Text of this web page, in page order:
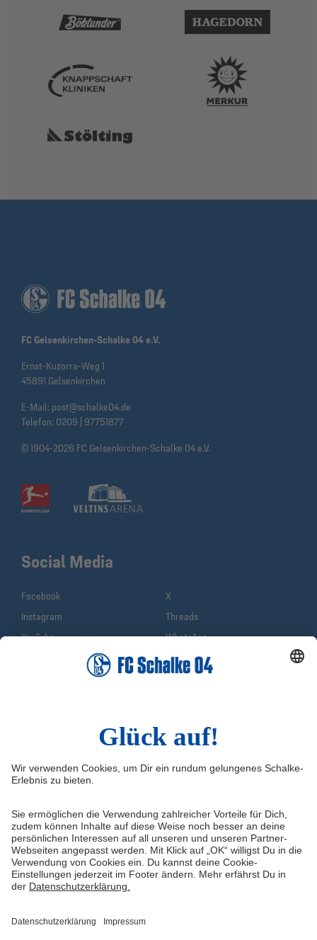
FC Gelsenkirchen-Schalke 04 e.V.
Ernst-Kuzorra-Weg 1
45891 Gelsenkirchen
E-Mail: post@schalke04.de
Telefon: 0209 | 97751877
© 1904-2026 FC Gelsenkirchen-Schalke 04 e.V.
Service & Kontakt
Erklärung zur Barrierefreiheit
Medienportal
Datenschutz
Haftungsausschluss
Tickets
VELTINS-Arena
Knappenschmiede
ERWIN buchen
Social Media
Facebook
X
Instagram
Threads
YouTube
WhatsApp
Sina Weibo